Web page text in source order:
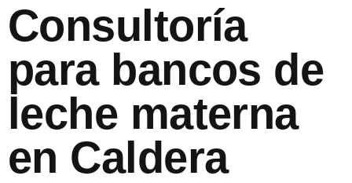
Consultoría
para bancos de
leche materna
en Caldera